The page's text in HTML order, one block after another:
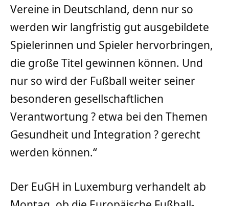
Vereine in Deutschland, denn nur so
werden wir langfristig gut ausgebildete
Spielerinnen und Spieler hervorbringen,
die große Titel gewinnen können. Und
nur so wird der Fußball weiter seiner
besonderen gesellschaftlichen
Verantwortung ? etwa bei den Themen
Gesundheit und Integration ? gerecht
werden können.“
Der EuGH in Luxemburg verhandelt ab